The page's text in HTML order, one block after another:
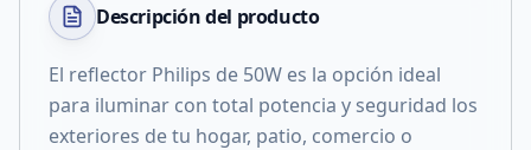
Descripción del producto
El reflector Philips de 50W es la opción ideal
para iluminar con total potencia y seguridad los
exteriores de tu hogar, patio, comercio o